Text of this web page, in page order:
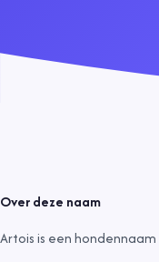
Over deze naam
Artois is een